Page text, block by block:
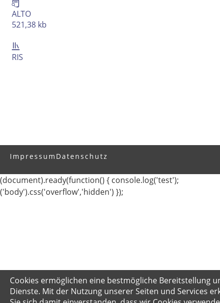
ALTO
521,38 kb
RIS
Impressum Datenschutz
Cookies ermöglichen eine bestmögliche Bereitstellung
Dienste. Mit der Nutzung unserer Seiten und Services
(document).ready(function() { console.log('test');
('body').css('overflow','hidden') });